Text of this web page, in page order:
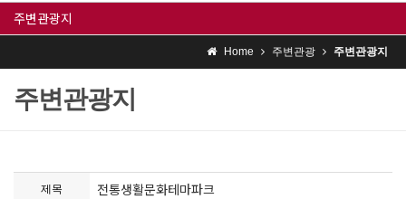
주변관광지
Home 주변관광 주변관광지
주변관광지
제목 전통생활문화테마파크